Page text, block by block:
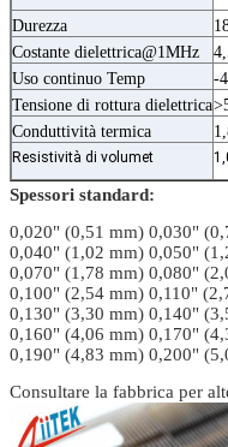
Durezza
Costante dielettrica@1MHz
Uso continuo Temp
-
Tensione di rottura dielettrica
Conduttività termica
Resistività di volumet
Spessori standard:
0,020" (0,51 mm) 0,030"
0,040" (1,02 mm) 0,050"
0,070" (1,78 mm) 0,080"
0,100" (2,54 mm) 0,110"
0,130" (3,30 mm) 0,140"
0,160" (4,06 mm) 0,170"
0,190" (4,83 mm) 0,200"
Consultare la fabbrica per